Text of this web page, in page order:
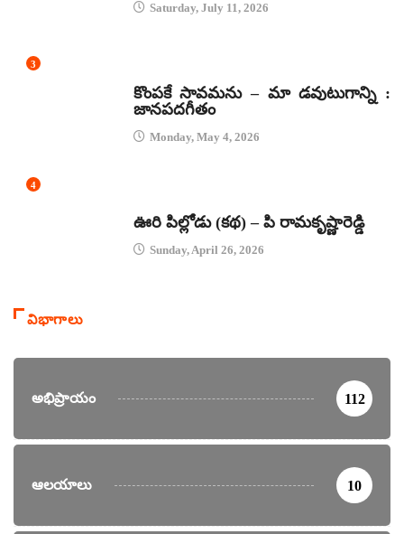
Saturday, July 11, 2026
3
కొంపకే సావమను – మా డవుటుగాన్ని :
జానపదగీతం
Monday, May 4, 2026
4
ఊరి పిల్లోడు (కథ) – పి రామకృష్ణారెడ్డి
Sunday, April 26, 2026
విభాగాలు
అభిప్రాయం 112
ఆలయాలు 10